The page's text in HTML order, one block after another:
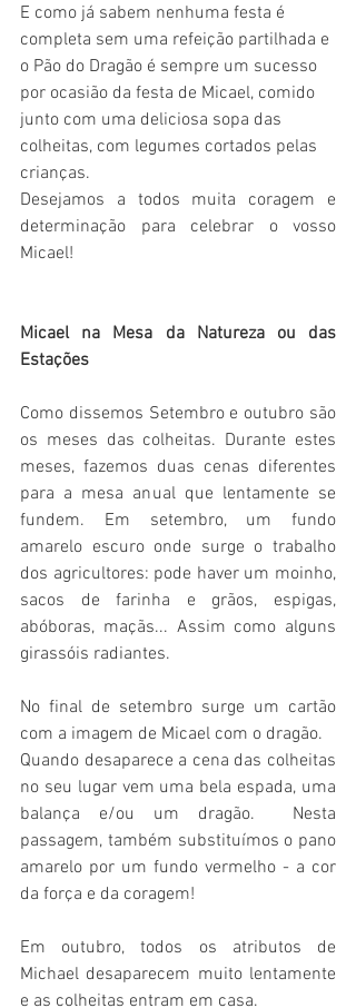
E como já sabem nenhuma festa é
completa sem uma refeição partilhada e
o Pão do Dragão é sempre um sucesso
por ocasião da festa de Micael, comido
junto com uma deliciosa sopa das
colheitas, com legumes cortados pelas
crianças.
Desejamos a todos muita coragem e
determinação para celebrar o vosso
Micael!
Micael na Mesa da Natureza ou das
Estações
Como dissemos Setembro e outubro são
os meses das colheitas. Durante estes
meses, fazemos duas cenas diferentes
para a mesa anual que lentamente se
fundem. Em setembro, um fundo
amarelo escuro onde surge o trabalho
dos agricultores: pode haver um moinho,
sacos de farinha e grãos, espigas,
abóboras, maçãs... Assim como alguns
girassóis radiantes.
No final de setembro surge um cartão
com a imagem de Micael com o dragão.
Quando desaparece a cena das colheitas
no seu lugar vem uma bela espada, uma
balança e/ou um dragão.  Nesta
passagem, também substituímos o pano
amarelo por um fundo vermelho - a cor
da força e da coragem!
Em outubro, todos os atributos de
Michael desaparecem muito lentamente
e as colheitas entram em casa.